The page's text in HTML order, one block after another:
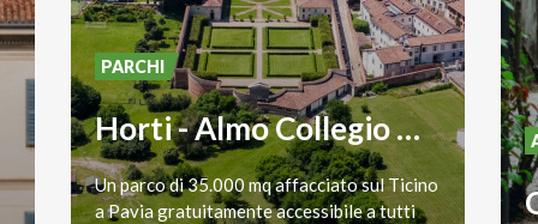
Horti - Almo Collegio Borromeo
Unparcodi35.000 mqaffacciatosulTicino
aPaviagratuitamenteaccessibileatutti
PARCHI